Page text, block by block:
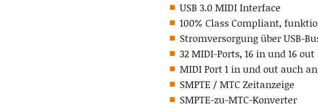
USB 3.0 MIDI Interface
100% Class Compliant,
Stromversorgung über USB-
32 MIDI-Ports, 16 in und 16 out
MIDI Port 1 in und out auch
SMPTE / MTC Zeitanzeige
SMPTE-zu-MTC-Konverter